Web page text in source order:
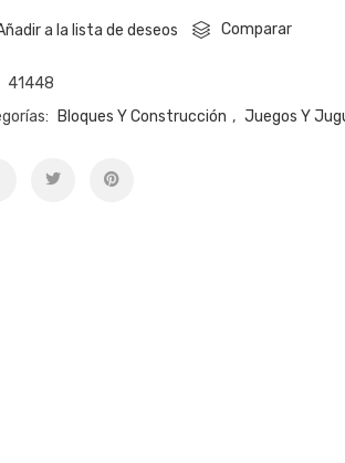
a la lista de deseos Comparar
41448
Bloques Y Construcción , Juegos Y